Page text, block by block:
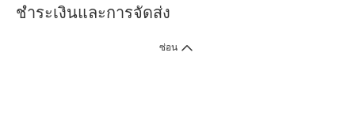
ชำระเงินและการจัดส่ง
ซ่อน